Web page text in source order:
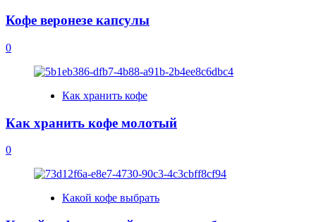
Кофе веронезе капсулы
0
Как хранить кофе
Как хранить кофе молотый
0
Какой кофе выбрать